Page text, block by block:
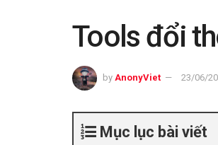
Tools đổi
by AnonyViet 23/06/
Mục lục bài viết